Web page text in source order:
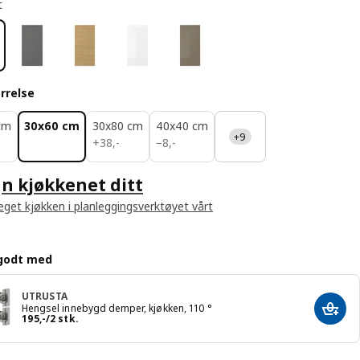
30x60 cm
30x80 cm
+38,-
38,-
40x40 cm
−8,-
8,- +9
kjøkkenet ditt
kjøkken i planleggingsverktøyet vårt
med
UTRUSTA
Hengsel innebygd demper, kjøkken, 110 °
195,-/2 stk.
Pris 195,-/2 stk. Legg